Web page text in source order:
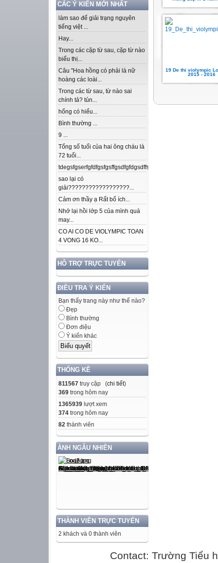
CÁC Ý KIẾN MỚI NHẤT
làm sao để giải trạng nguyên
tiếng việt ...
Hay...
Trong các cặp từ sau, cặp từ nào
biểu thị...
Câu "Hoa hồng có phải là nữ
hoàng các loài...
Trong các từ sau, từ nào sai
chính tả? tủn...
hổng có hiểu...
Bình thường ...
9 ...
Tổng số tuổi của hai ông cháu là
72 tuổi...
sao lại có
giải??????????????????...
Cảm ơn thầy ạ Rất bổ ích...
Nhớ lại hồi lớp 5 của mình quá
may...
CO AI CO DE VIOLYMPIC TOAN
4 VONG 16 KO...
HỖ TRỢ TRỰC TUYẾN
ĐIỀU TRA Ý KIẾN
Bạn thấy trang này như thế nào?
Đẹp
Bình thường
Đơn điệu
Ý kiến khác
THỐNG KÊ
811567 truy cập (chi tiết)
369 trong hôm nay
1365939 lượt xem
374 trong hôm nay
82 thành viên
ẢNH NGẪU NHIÊN
THÀNH VIÊN TRỰC TUYẾN
2 khách và 0 thành viên
19 De thi violympic
2015 - 2016
Contact: Trường Tiểu